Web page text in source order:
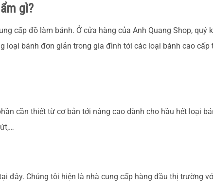
gì?
cấp đồ làm bánh. Ở cửa hàng của Anh Quang Shop, quý
bánh đơn giản trong gia đình tới các loại bánh cao cấp
cần thiết từ cơ bản tới nâng cao dành cho hầu hết loại
đây. Chúng tôi hiện là nhà cung cấp hàng đầu thị trường